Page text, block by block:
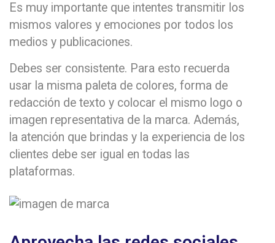
Es muy importante que intentes transmitir los
mismos valores y emociones por todos los
medios y publicaciones.
Debes ser consistente. Para esto recuerda
usar la misma paleta de colores, forma de
redacción de texto y colocar el mismo logo o
imagen representativa de la marca. Además,
la atención que brindas y la experiencia de los
clientes debe ser igual en todas las
plataformas.